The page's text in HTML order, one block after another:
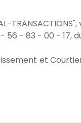
- 83 - 00 - 17,
et Courtier